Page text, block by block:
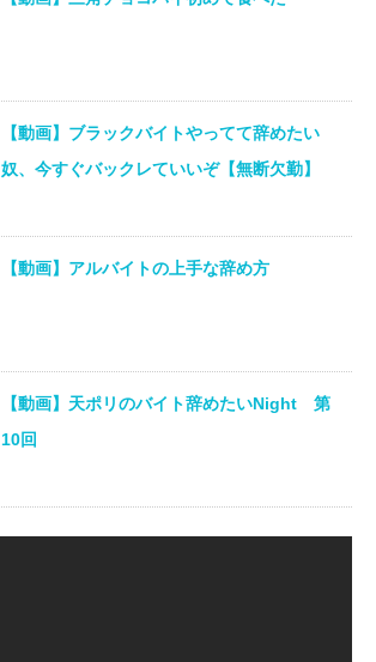
【動画】ブラックバイトやってて辞めたい
奴、今すぐバックレていいぞ【無断欠勤】
【動画】アルバイトの上手な辞め方
【動画】天ポリのバイト辞めたいNight 第
10回